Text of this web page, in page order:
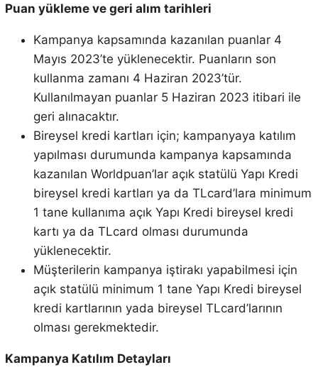
Puan yükleme ve geri alım tarihleri
Kampanya kapsamında kazanılan puanlar 4
Mayıs 2023’te yüklenecektir. Puanların son
kullanma zamanı 4 Haziran 2023’tür.
Kullanılmayan puanlar 5 Haziran 2023 itibari ile
geri alınacaktır.
Bireysel kredi kartları için; kampanyaya katılım
yapılması durumunda kampanya kapsamında
kazanılan Worldpuan’lar açık statülü Yapı Kredi
bireysel kredi kartları ya da TLcard’lara minimum
1 tane kullanıma açık Yapı Kredi bireysel kredi
kartı ya da TLcard olması durumunda
yüklenecektir.
Müşterilerin kampanya iştirakı yapabilmesi için
açık statülü minimum 1 tane Yapı Kredi bireysel
kredi kartlarının yada bireysel TLcard’larının
olması gerekmektedir.
Kampanya Katılım Detayları